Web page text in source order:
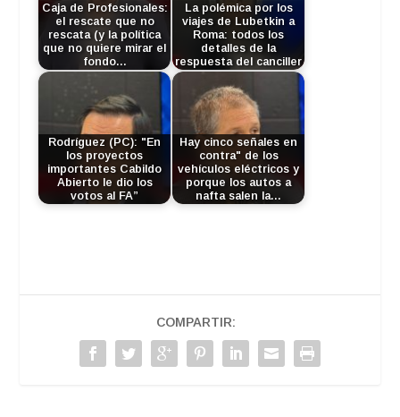
Caja de Profesionales:
el rescate que no
rescata (y la política
que no quiere mirar el
fondo…
La polémica por los
viajes de Lubetkin a
Roma: todos los
detalles de la
respuesta del canciller
Rodríguez (PC): "En
los proyectos
importantes Cabildo
Abierto le dio los
votos al FA”
Hay cinco señales en
contra" de los
vehículos eléctricos y
porque los autos a
nafta salen la…
COMPARTIR: